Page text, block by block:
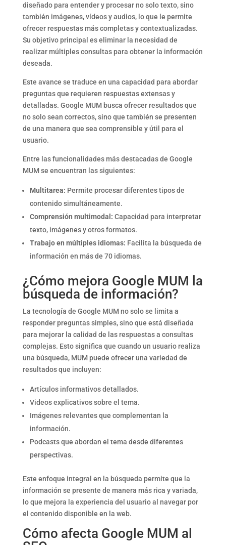
diseñado para entender y procesar no solo texto, sino
también imágenes, vídeos y audios, lo que le permite
ofrecer respuestas más completas y contextualizadas.
Su objetivo principal es eliminar la necesidad de
realizar múltiples consultas para obtener la información
deseada.
Este avance se traduce en una capacidad para abordar
preguntas que requieren respuestas extensas y
detalladas. Google MUM busca ofrecer resultados que
no solo sean correctos, sino que también se presenten
de una manera que sea comprensible y útil para el
usuario.
Entre las funcionalidades más destacadas de Google
MUM se encuentran las siguientes:
Multitarea: Permite procesar diferentes tipos de
contenido simultáneamente.
Comprensión multimodal: Capacidad para interpretar
texto, imágenes y otros formatos.
Trabajo en múltiples idiomas: Facilita la búsqueda de
información en más de 70 idiomas.
¿Cómo mejora Google MUM la
búsqueda de información?
La tecnología de Google MUM no solo se limita a
responder preguntas simples, sino que está diseñada
para mejorar la calidad de las respuestas a consultas
complejas. Esto significa que cuando un usuario realiza
una búsqueda, MUM puede ofrecer una variedad de
resultados que incluyen:
Artículos informativos detallados.
Videos explicativos sobre el tema.
Imágenes relevantes que complementan la
información.
Podcasts que abordan el tema desde diferentes
perspectivas.
Este enfoque integral en la búsqueda permite que la
información se presente de manera más rica y variada,
lo que mejora la experiencia del usuario al navegar por
el contenido disponible en la web.
Cómo afecta Google MUM al